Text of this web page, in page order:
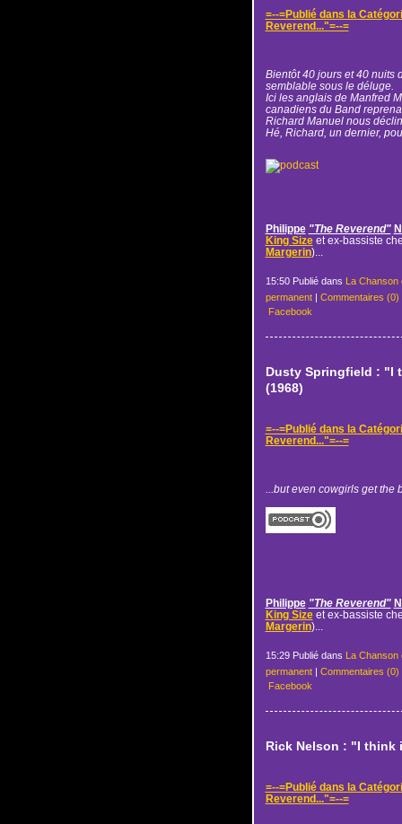
=--=Publié dans la
Reverend..."=--=
Bientôt 40 jours et 40 nuits
semblable sous le déluge.
Ici les anglais de Manfred
canadiens du Band
Richard Manuel nous
Hé, Richard, un dernier,
Philippe "The Reverend"
King Sizeet ex-bassiste
Margerin)...
15:50 Publié dans La Chanson
permanent| Commentaires (0)
Facebook
Dusty Springfield : "I
(1968)
=--=Publié dans la
Reverend..."=--=
...but even cowgirls get the
Philippe "The Reverend"
King Sizeet ex-bassiste
Margerin)...
15:29 Publié dans La Chanson
permanent| Commentaires (0)
Facebook
Rick Nelson : "I think
=--=Publié dans la
Reverend..."=--=